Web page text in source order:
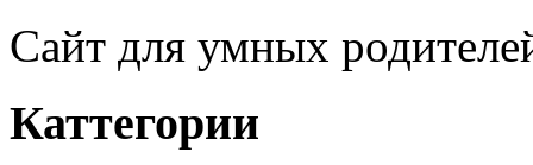
Сайт для умных
Каттегории